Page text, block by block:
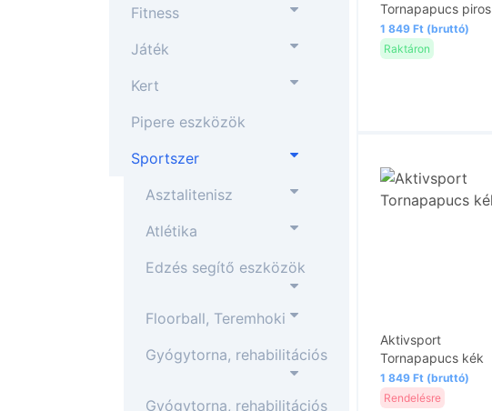
Fitness
Játék
Kert
Pipere eszközök
Sportszer
Asztalitenisz
Atlétika
Edzés segítő eszközök
Floorball, Teremhoki
Gyógytorna, rehabilitációs
Gyógytorna, rehabilitációs
Tornapapucs piros
1 849 Ft (bruttó)
Raktáron
Aktivsport
Tornapapucs kék
1 849 Ft (bruttó)
Rendelésre